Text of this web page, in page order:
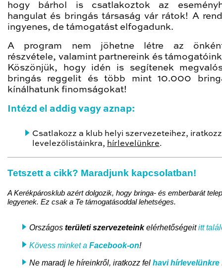
hogy bárhol is csatlakoztok az
hangulat és bringás társaság vár rátok! A
ingyenes, de támogatást elfogadunk.
A program nem jöhetne létre az
részvétele, valamint partnereink és
Köszönjük, hogy idén is segítenek
bringás reggelit és több mint 10.000
kínálhatunk finomságokat!
Intézd el addig vagy aznap:
Csatlakozz a klub helyi szervezeteihez,
levelezőlistáinkra, hírlevelünkre.
Tetszett a cikk? Maradjunk kapcsolatban!
A Kerékpárosklub azért dolgozik, hogy bringa- és emberbarát
legyenek. Ez csak a Te támogatásoddal lehetséges.
Országos területi szervezeteinkelérhetőségeititt
Kövess minket a Facebook-on!
Ne maradj le híreinkről, iratkozz fel havi hírlevelünkre